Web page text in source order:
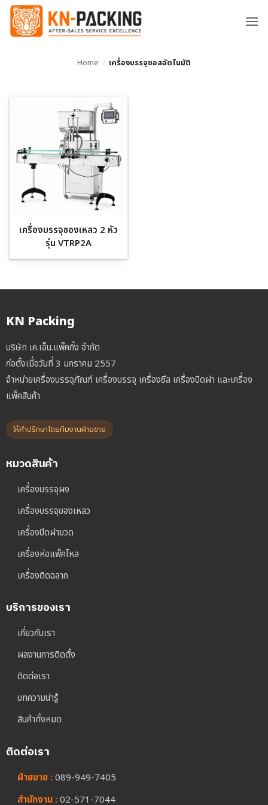
ข้าม
ยัง
Home / เครื่องบรรจุซอสอัตโนมัติ
เครื่องบรรจุของเหลว 2 หัว
รุ่น VTRP2A
KN Packing
บริษัท เค.เอ็น.แพ็คกิ้ง จำกัด
ก่อตั้งเมื่อวันที่ 3 มกราคม 2557
จำหน่ายเครื่องบรรจุภัณฑ์ เครื่องบรรจุ เครื่องซีล เครื่องปิดฝา และเครื่อง
แพ็คสินค้า
ให้คำปรึกษาโดยทีมงานฝ่ายขาย
หมวดสินค้า
เครื่องบรรจุผง
เครื่องบรรจุของเหลว
เครื่องปิดฝาขวด
เครื่องห่อแพ็คโหล
เครื่องติดฉลาก
บริการของเรา
เกี่ยวกับเรา
ผลงานการติดตั้ง
ติดต่อเรา
บทความน่ารู้
สินค้าทั้งหมด
ติดต่อเรา
ฝ่ายขาย :089-949-7405
สำนักงาน :02-571-7044